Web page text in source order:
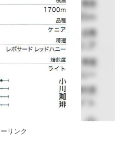
リンク